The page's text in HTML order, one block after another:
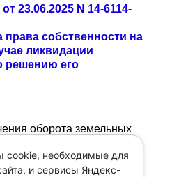
23.06.2025 N 14-6114-
собственности на
ликвидации
решению его
оборота земельных
1 статьи 12
обороте земель
не
cookie, необходимые для
и сервисы Яндекс-